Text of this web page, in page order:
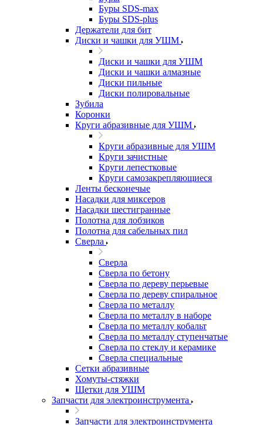
Буры SDS-max
Буры SDS-plus
Держатели для бит
Диски и чашки для УШМ
Диски и чашки для УШМ
Диски и чашки алмазные
Диски пильные
Диски полировальные
Зубила
Коронки
Круги абразивные для УШМ
Круги абразивные для УШМ
Круги зачистные
Круги лепестковые
Круги самозакрепляющиеся
Ленты бесконечые
Насадки для миксеров
Насадки шестигранные
Полотна для лобзиков
Полотна для сабельных пил
Сверла
Сверла
Сверла по бетону
Сверла по дереву перьевые
Сверла по дереву спиральное
Сверла по металлу
Сверла по металлу в наборе
Сверла по металлу кобальт
Сверла по металлу ступенчатые
Сверла по стеклу и керамике
Сверла специальные
Сетки абразивные
Хомуты-стяжки
Щетки для УШМ
Запчасти для электроинструмента
Запчасти для электроинструмента